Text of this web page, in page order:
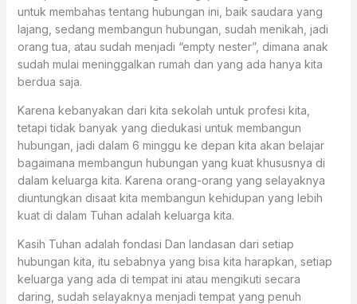
untuk membahas tentang hubungan ini, baik saudara yang
lajang, sedang membangun hubungan, sudah menikah, jadi
orang tua, atau sudah menjadi “empty nester”, dimana anak
sudah mulai meninggalkan rumah dan yang ada hanya kita
berdua saja.
Karena kebanyakan dari kita sekolah untuk profesi kita,
tetapi tidak banyak yang diedukasi untuk membangun
hubungan, jadi dalam 6 minggu ke depan kita akan belajar
bagaimana membangun hubungan yang kuat khususnya di
dalam keluarga kita. Karena orang-orang yang selayaknya
diuntungkan disaat kita membangun kehidupan yang lebih
kuat di dalam Tuhan adalah keluarga kita.
Kasih Tuhan adalah fondasi Dan landasan dari setiap
hubungan kita, itu sebabnya yang bisa kita harapkan, setiap
keluarga yang ada di tempat ini atau mengikuti secara
daring, sudah selayaknya menjadi tempat yang penuh